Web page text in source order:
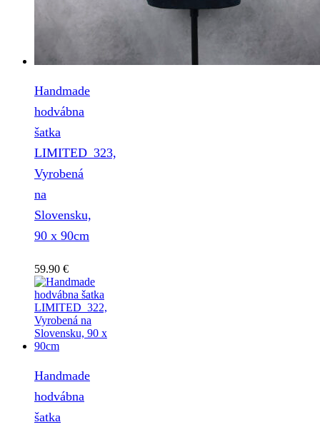
Handmade
hodvábna
šatka
LIMITED_323,
Vyrobená
na
Slovensku,
90 x 90cm
59.90 €
Handmade
hodvábna
šatka